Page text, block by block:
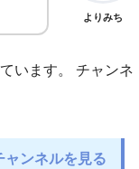
よりみち
います。 チャンネ
ンネルを見る